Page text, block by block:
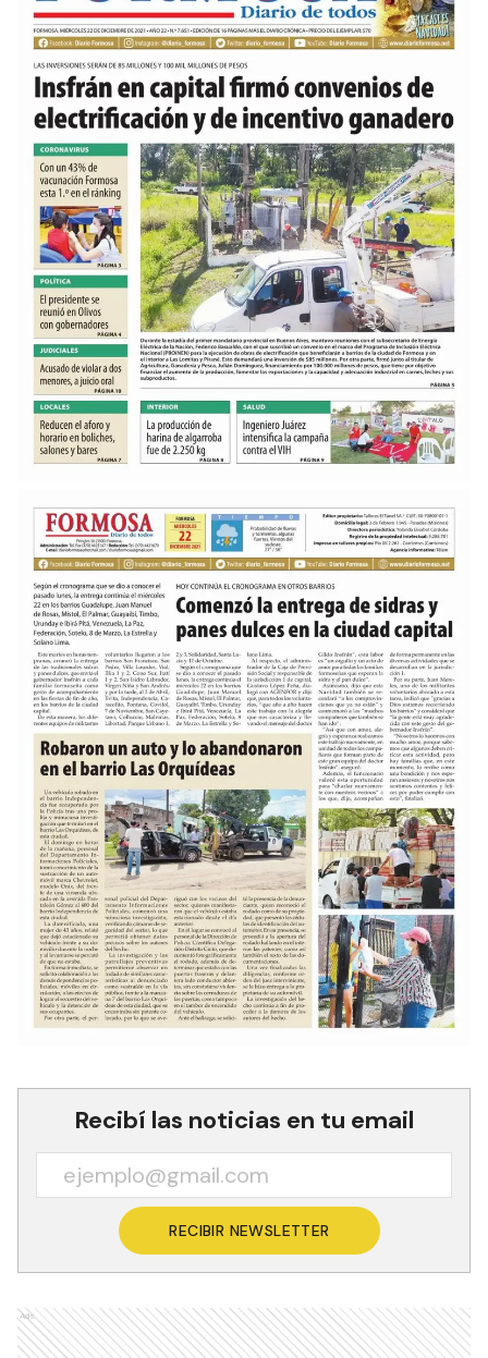
Recibí las noticias en tu email
RECIBIR NEWSLETTER
Ads